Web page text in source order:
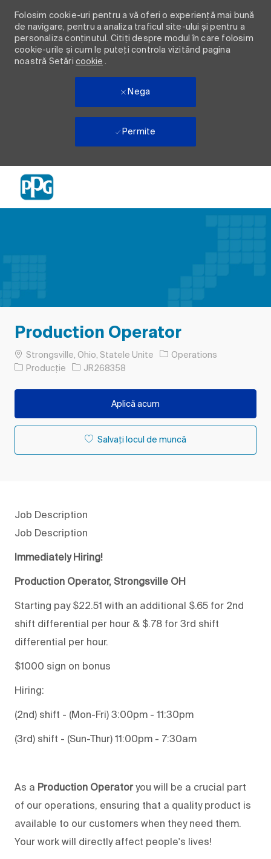
Folosim cookie-uri pentru a vă oferi o experiență mai bună
de navigare, pentru a analiza traficul site-ului și pentru a
personaliza conținutul. Citiți despre modul în care folosim
cookie-urile și cum le puteți controla vizitând pagina
noastră Setări cookie .
Nega
Permite
Production Operator
LocStrongsville, Ohio, Statele Unite
Operations
Categorie
Producție Job Id
JR268358
Aplică acum
Salvați locul de muncă
Job Description
Job Description
Immediately Hiring!
Production Operator, Strongsville OH
Starting pay $22.51 with an additional $.65 for 2nd
shift differential per hour & $.78 for 3rd shift
differential per hour.
$1000 sign on bonus
Hiring:
(2nd) shift - (Mon-Fri) 3:00pm - 11:30pm
(3rd) shift - (Sun-Thur) 11:00pm - 7:30am
As a Production Operatoryou will be a crucial part
of our operations, ensuring that a quality product is
available to our customers when they need them.
Your work will directly affect people's lives!